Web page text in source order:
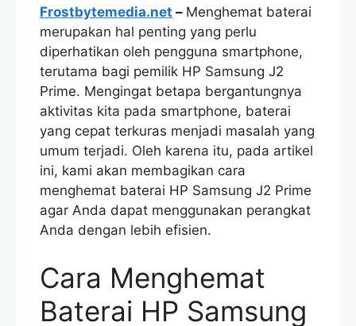
Frostbytemedia.net – Menghemat baterai
merupakan hal penting yang perlu
diperhatikan oleh pengguna smartphone,
terutama bagi pemilik HP Samsung J2
Prime. Mengingat betapa bergantungnya
aktivitas kita pada smartphone, baterai
yang cepat terkuras menjadi masalah yang
umum terjadi. Oleh karena itu, pada artikel
ini, kami akan membagikan cara
menghemat baterai HP Samsung J2 Prime
agar Anda dapat menggunakan perangkat
Anda dengan lebih efisien.
Cara Menghemat
Baterai HP Samsung